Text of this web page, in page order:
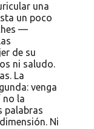
una
un poco
—
de su
ni saludo.
La
venga
no la
palabras
Ni